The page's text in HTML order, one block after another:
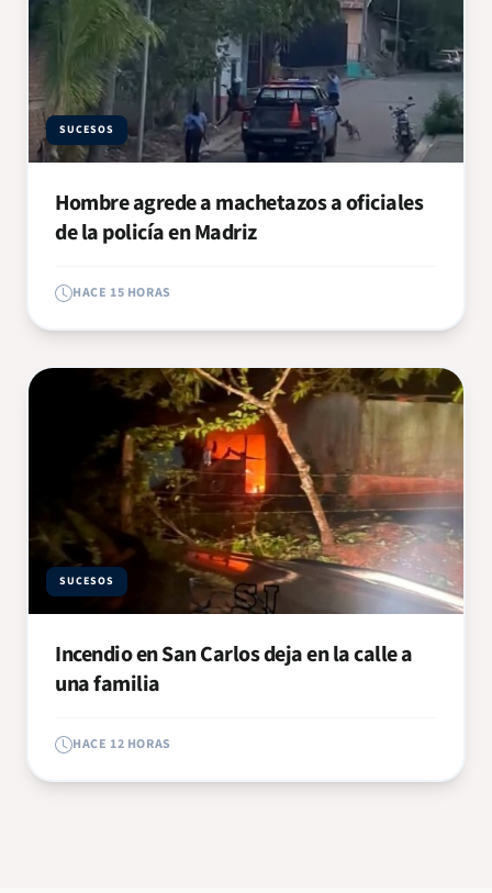
SUCESOS
Hombre agrede a machetazos a oficiales
de la policía en Madriz
HACE 15 HORAS
SUCESOS
Incendio en San Carlos deja en la calle a
una familia
HACE 12 HORAS